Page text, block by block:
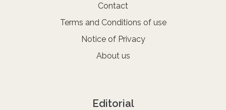
Contact
Terms and Conditions of use
Notice of Privacy
About us
Editorial